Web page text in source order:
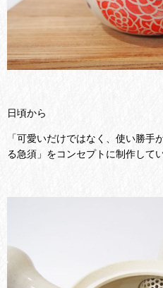
日頃から
「可愛いだけではなく、使い勝
る急須」をコンセプトに制作してい